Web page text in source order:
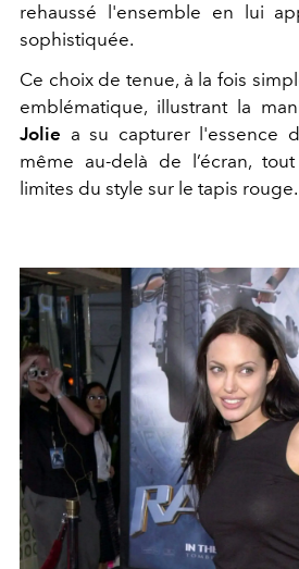
rehaussé l'ensemble en lui
sophistiquée.
Ce choix de tenue, à la fois
emblématique, illustrant la
Jolie a su capturer l'essence
même au-delà de l’écran,
limites du style sur le tapis rouge.